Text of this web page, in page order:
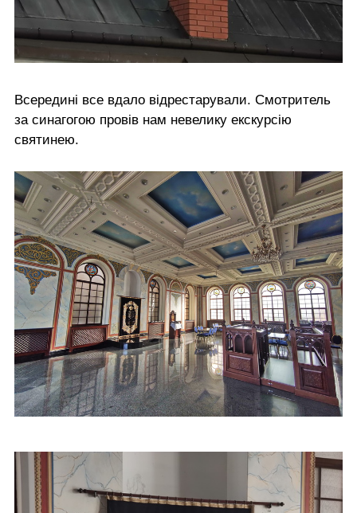
Всередині все вдало відрестарували. Смотритель
за синагогою провів нам невелику екскурсію
святинею.